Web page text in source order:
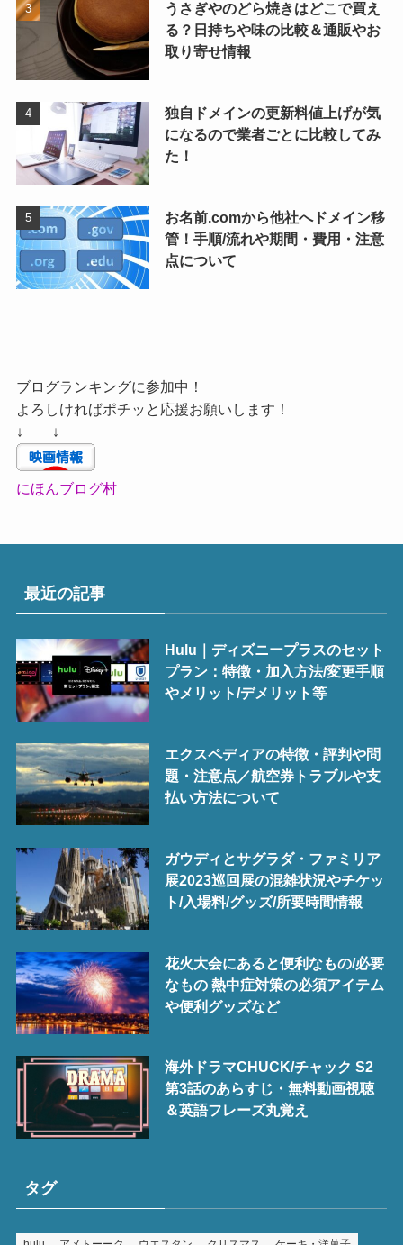
うさぎやのどら焼きはどこで買え
る？日持ちや味の比較＆通販やお
取り寄せ情報
独自ドメインの更新料値上げが気
になるので業者ごとに比較してみ
た！
お名前.comから他社へドメイン移
管！手順/流れや期間・費用・注意
点について
ブログランキングに参加中！
よろしければポチッと応援お願いします！
↓ ↓
にほんブログ村
最近の記事
Hulu｜ディズニープラスのセット
プラン：特徴・加入方法/変更手順
やメリット/デメリット等
エクスペディアの特徴・評判や問
題・注意点／航空券トラブルや支
払い方法について
ガウディとサグラダ・ファミリア
展2023巡回展の混雑状況やチケッ
ト/入場料/グッズ/所要時間情報
花火大会にあると便利なもの/必要
なもの 熱中症対策の必須アイテム
や便利グッズなど
海外ドラマCHUCK/チャック S2
第3話のあらすじ・無料動画視聴
＆英語フレーズ丸覚え
タグ